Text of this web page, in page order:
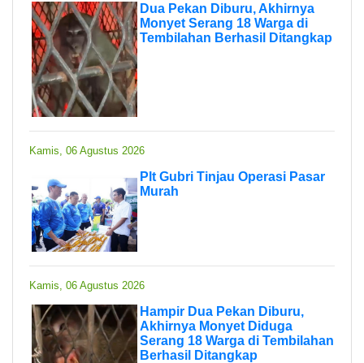
Dua Pekan Diburu, Akhirnya
Monyet Serang 18 Warga di
Tembilahan Berhasil Ditangkap
Kamis, 06 Agustus 2026
Plt Gubri Tinjau Operasi Pasar
Murah
Kamis, 06 Agustus 2026
Hampir Dua Pekan Diburu,
Akhirnya Monyet Diduga
Serang 18 Warga di Tembilahan
Berhasil Ditangkap